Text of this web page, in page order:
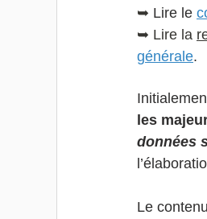
➥ Lire le
➥ Lire la
générale.
les
données
Le